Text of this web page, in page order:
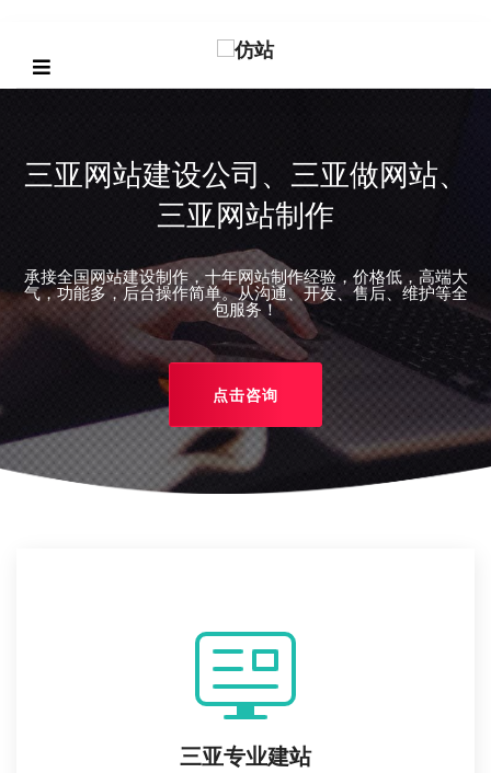
三亚网站建设公司、三亚做网站、
三亚网站制作
承接全国网站建设制作，十年网站制作经验，价格低，高端大
气，功能多，后台操作简单。从沟通、开发、售后、维护等全
包服务！
点击咨询
三亚专业建站